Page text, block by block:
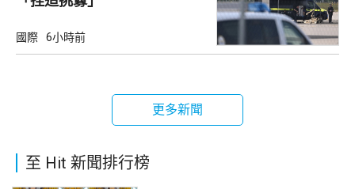
國際 6小時前
更多新聞
至 Hit 新聞排行榜